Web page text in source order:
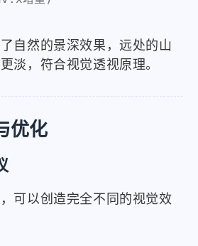
自然的景深效果，远处的山
淡，符合视觉透视原理。
优化
可以创造完全不同的视觉效